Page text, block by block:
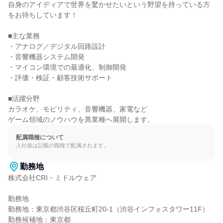
自身のアイディアで世界を驚かせたいという野望を持っている方
をお待ちしています！
■主な業務
・アナログ／デジタル回路設計
・音響機器システム開発
・マイコン環境での最適化、制御開発
・評価・検証・顧客技術サポート
■活躍分野
カラオケ、モビリティ、音響機器、家電など
ゲーム領域のノウハウを異業種へ展開します。
配属職種について
入社後は記載の職種で配属されます。
勤務地
株式会社CRI・ミドルウェア
勤務地
勤務地：東京都渋谷区桜丘町20-1（渋谷インフォスタワー11F）
勤務候補地：東京都